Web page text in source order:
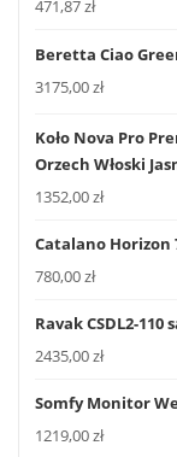
471,87zł
Beretta Ciao
3175,00zł
Koło Nova Pro
Orzech Włoski
1352,00zł
Catalano Horizon
780,00zł
Ravak CSDL2-
2435,00zł
Somfy Monitor
1219,00zł